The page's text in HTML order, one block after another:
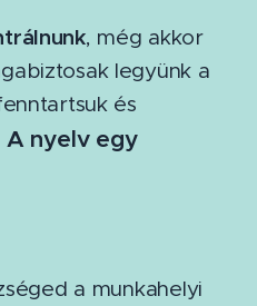
k, még akkor
legyünk a
és
A nyelv egy
a munkahelyi